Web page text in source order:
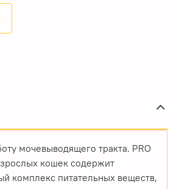
мочевыводящего тракта. PRO
кошек содержит
комплекс питательных веществ,